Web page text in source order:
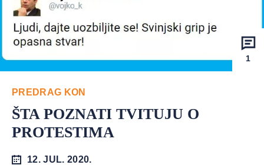
1
PREDRAG KON
ŠTA POZNATI TVITUJU O
PROTESTIMA
12. JUL. 2020.